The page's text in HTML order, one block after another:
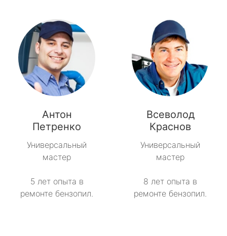
Антон
Петренко
Универсальный
мастер
5 лет опыта в
ремонте бензопил.
Всеволод
Краснов
Универсальный
мастер
8 лет опыта в
ремонте бензопил.